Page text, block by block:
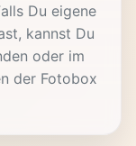
Du eigene
kannst Du
oder im
der Fotobox